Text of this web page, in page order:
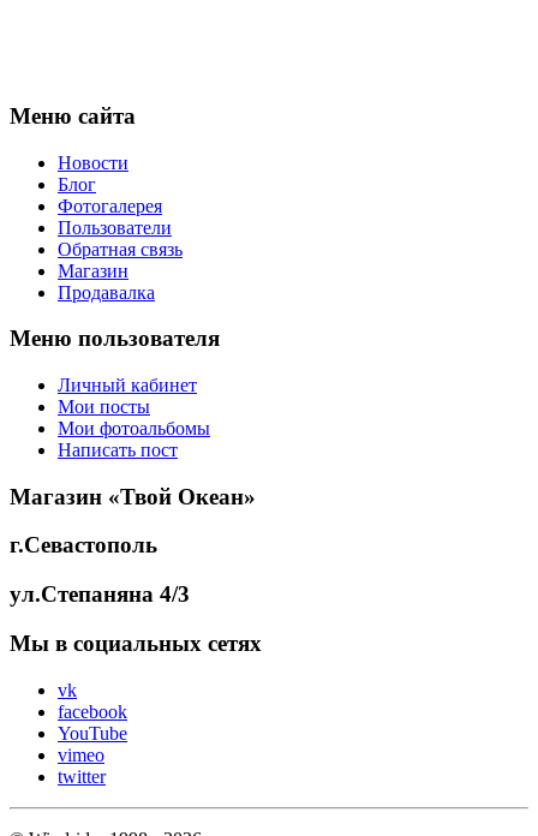
Меню сайта
Новости
Блог
Фотогалерея
Пользователи
Обратная связь
Магазин
Продавалка
Меню пользователя
Личный кабинет
Мои посты
Мои фотоальбомы
Написать пост
Магазин «Твой Океан»
г.Севастополь
ул.Степаняна 4/3
Мы в социальных сетях
vk
facebook
YouTube
vimeo
twitter